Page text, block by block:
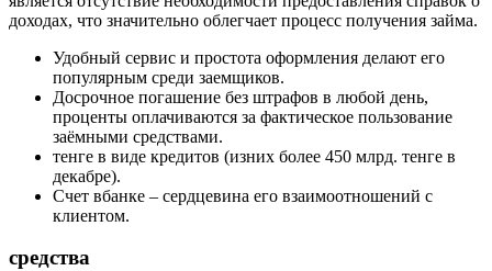
доходах, что значительно облегчает процесс получения займа.
Удобный сервис и простота оформления делают его
популярным среди заемщиков.
Досрочное погашение без штрафов в любой день,
проценты оплачиваются за фактическое пользование
заёмными средствами.
тенге в виде кредитов (изних более 450 млрд. тенге в
декабре).
Счет вбанке – сердцевина его взаимоотношений с
клиентом.
средства